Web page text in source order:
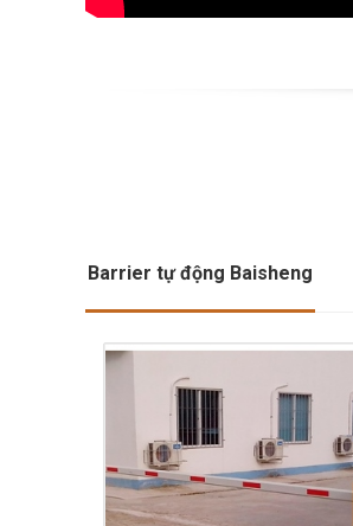
Barrier tự động Baisheng